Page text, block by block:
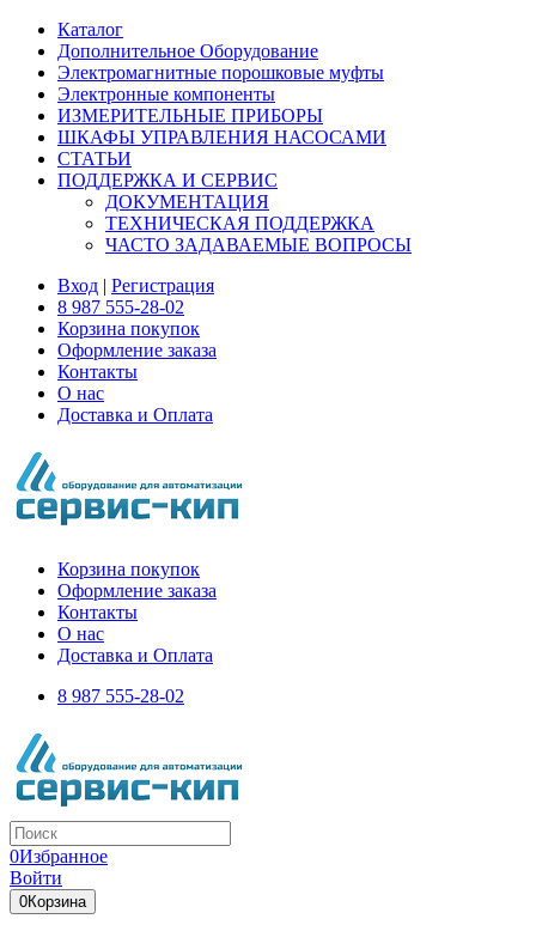
Каталог
Дополнительное Оборудование
Электромагнитные порошковые муфты
Электронные компоненты
ИЗМЕРИТЕЛЬНЫЕ ПРИБОРЫ
ШКАФЫ УПРАВЛЕНИЯ НАСОСАМИ
СТАТЬИ
ПОДДЕРЖКА И СЕРВИС
ДОКУМЕНТАЦИЯ
ТЕХНИЧЕСКАЯ ПОДДЕРЖКА
ЧАСТО ЗАДАВАЕМЫЕ ВОПРОСЫ
Вход | Регистрация
8 987 555-28-02
Корзина покупок
Оформление заказа
Контакты
О нас
Доставка и Оплата
Корзина покупок
Оформление заказа
Контакты
О нас
Доставка и Оплата
8 987 555-28-02
0Избранное
Войти
0Корзина